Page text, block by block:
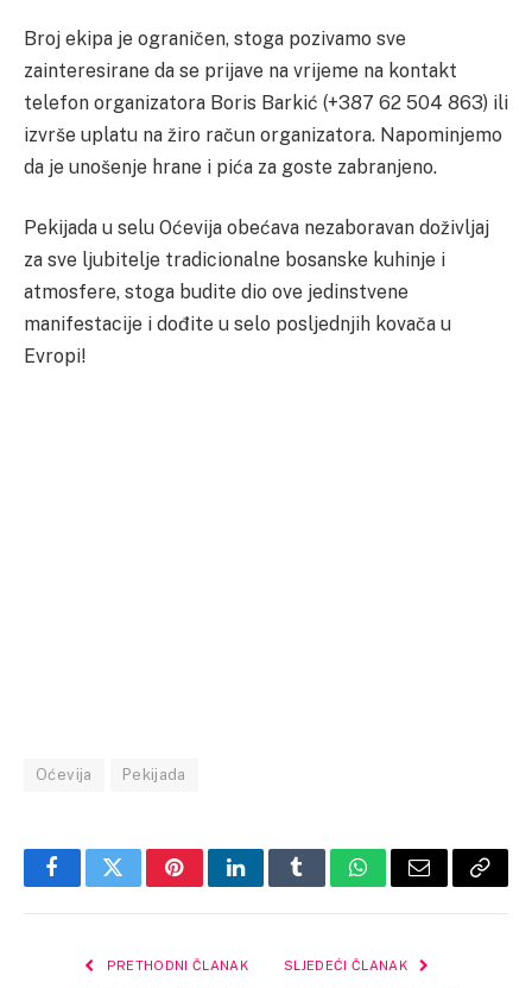
Broj ekipa je ograničen, stoga pozivamo sve
zainteresirane da se prijave na vrijeme na kontakt
telefon organizatora Boris Barkić (+387 62 504 863) ili
izvrše uplatu na žiro račun organizatora. Napominjemo
da je unošenje hrane i pića za goste zabranjeno.
Pekijada u selu Oćevija obećava nezaboravan doživljaj
za sve ljubitelje tradicionalne bosanske kuhinje i
atmosfere, stoga budite dio ove jedinstvene
manifestacije i dođite u selo posljednjih kovača u
Evropi!
Oćevija Pekijada
FacebookTwitterPinterestLinkedInTumblrWhatsApp
Email Copy
PRETHODNI ČLANAK SLJEDEĆI ČLANAK